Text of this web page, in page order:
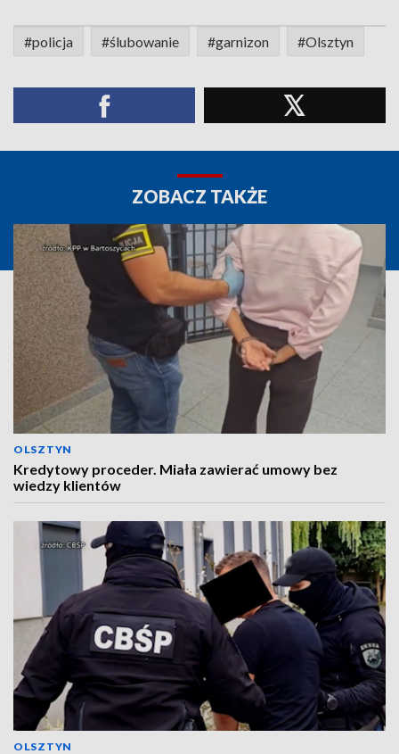
#policja #ślubowanie #garnizon #Olsztyn
ZOBACZ TAKŻE
OLSZTYN
Kredytowy proceder. Miała zawierać umowy bez
wiedzy klientów
OLSZTYN